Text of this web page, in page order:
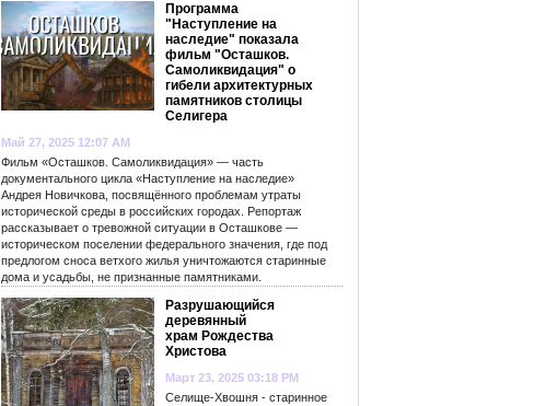
Программа
"Наступление на
наследие" показала
фильм "Осташков.
Самоликвидация" о
гибели архитектурных
памятников столицы
Селигера
Май 27, 2025 12:07 AM
Фильм «Осташков. Самоликвидация» — часть
документального цикла «Наступление на наследие»
Андрея Новичкова, посвящённого проблемам утраты
исторической среды в российских городах. Репортаж
рассказывает о тревожной ситуации в Осташкове —
историческом поселении федерального значения, где под
предлогом сноса ветхого жилья уничтожаются старинные
дома и усадьбы, не признанные памятниками.
Разрушающийся
деревянный
храм Рождества
Христова
Март 23, 2025 03:18 PM
Селище-Хвошня - старинное